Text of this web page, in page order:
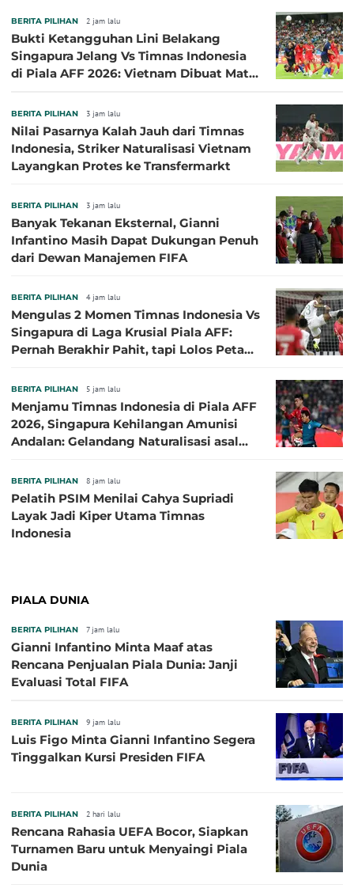
BERITA PILIHAN 2 jam lalu
Bukti Ketangguhan Lini Belakang
Singapura Jelang Vs Timnas Indonesia
di Piala AFF 2026: Vietnam Dibuat Mati
BERITA PILIHAN 3 jam lalu
Nilai Pasarnya Kalah Jauh dari Timnas
Indonesia, Striker Naturalisasi Vietnam
Layangkan Protes ke Transfermarkt
BERITA PILIHAN 3 jam lalu
Banyak Tekanan Eksternal, Gianni
Infantino Masih Dapat Dukungan Penuh
dari Dewan Manajemen FIFA
BERITA PILIHAN 4 jam lalu
Mengulas 2 Momen Timnas Indonesia Vs
Singapura di Laga Krusial Piala AFF:
Pernah Berakhir Pahit, tapi Lolos Petaka
BERITA PILIHAN 5 jam lalu
Menjamu Timnas Indonesia di Piala AFF
2026, Singapura Kehilangan Amunisi
Andalan: Gelandang Naturalisasi asal
BERITA PILIHAN 8 jam lalu
Pelatih PSIM Menilai Cahya Supriadi
Layak Jadi Kiper Utama Timnas
Indonesia
PIALA DUNIA
BERITA PILIHAN 7 jam lalu
Gianni Infantino Minta Maaf atas
Rencana Penjualan Piala Dunia: Janji
Evaluasi Total FIFA
BERITA PILIHAN 9 jam lalu
Luis Figo Minta Gianni Infantino Segera
Tinggalkan Kursi Presiden FIFA
BERITA PILIHAN 2 hari lalu
Rencana Rahasia UEFA Bocor, Siapkan
Turnamen Baru untuk Menyaingi Piala
Dunia